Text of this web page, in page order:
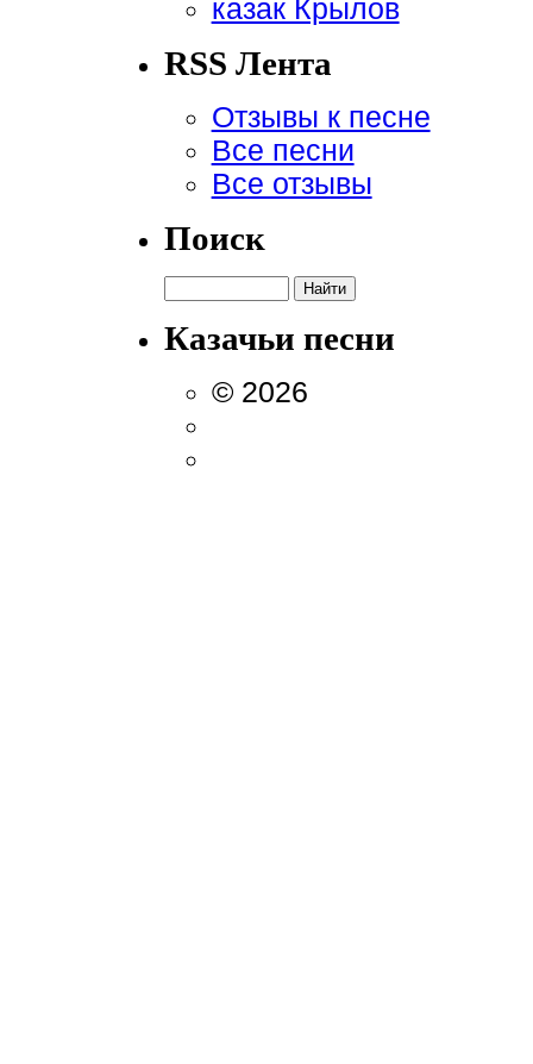
казак Крылов
RSS Лента
Отзывы к песне
Все песни
Все отзывы
Поиск
Казачьи песни
© 2026